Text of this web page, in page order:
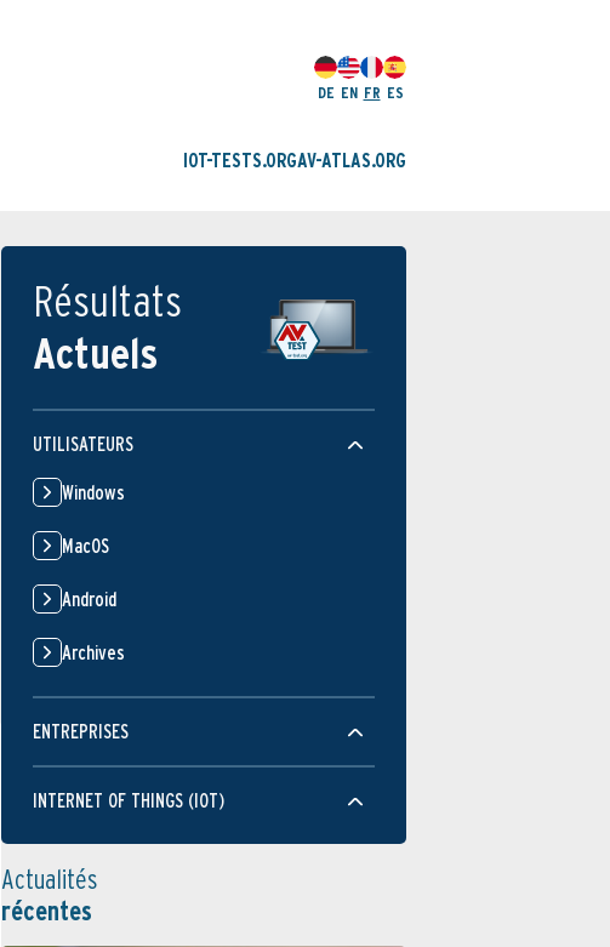
DE EN FR ES
IOT-TESTS.ORGAV-ATLAS.ORG
Résultats
Actuels
UTILISATEURS
Windows
MacOS
Android
Archives
ENTREPRISES
INTERNET OF THINGS (IOT)
Actualités
récentes